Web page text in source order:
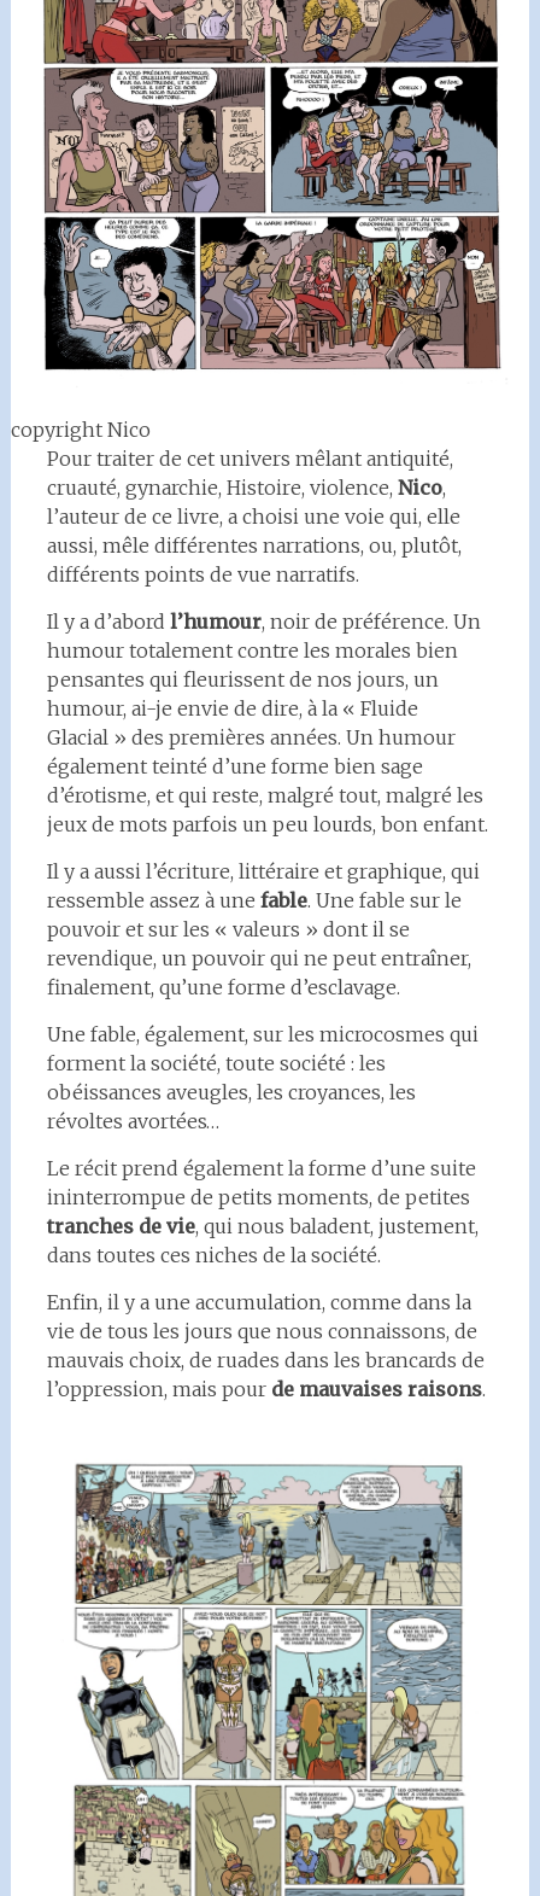
copyright Nico
Pour traiter de cet univers mêlant antiquité,
cruauté, gynarchie, Histoire, violence, Nico,
l’auteur de ce livre, a choisi une voie qui, elle
aussi, mêle différentes narrations, ou, plutôt,
différents points de vue narratifs.
Il y a d’abord l’humour, noir de préférence. Un
humour totalement contre les morales bien
pensantes qui fleurissent de nos jours, un
humour, ai-je envie de dire, à la « Fluide
Glacial » des premières années. Un humour
également teinté d’une forme bien sage
d’érotisme, et qui reste, malgré tout, malgré les
jeux de mots parfois un peu lourds, bon enfant.
Il y a aussi l’écriture, littéraire et graphique, qui
ressemble assez à une fable. Une fable sur le
pouvoir et sur les « valeurs » dont il se
revendique, un pouvoir qui ne peut entraîner,
finalement, qu’une forme d’esclavage.
Une fable, également, sur les microcosmes qui
forment la société, toute société : les
obéissances aveugles, les croyances, les
révoltes avortées…
Le récit prend également la forme d’une suite
ininterrompue de petits moments, de petites
tranches de vie, qui nous baladent, justement,
dans toutes ces niches de la société.
Enfin, il y a une accumulation, comme dans la
vie de tous les jours que nous connaissons, de
mauvais choix, de ruades dans les brancards de
l’oppression, mais pour de mauvaises raisons.